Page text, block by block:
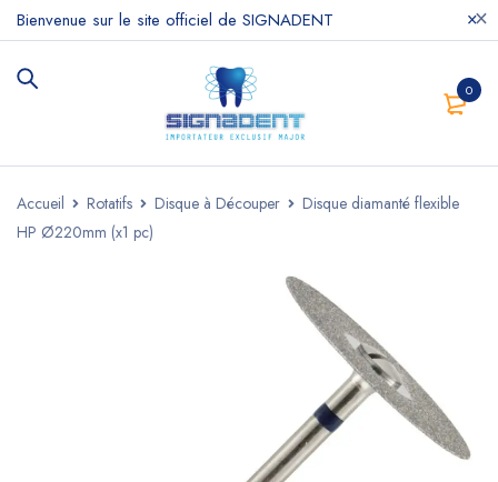
Bienvenue sur le site officiel de SIGNADENT
0
Accueil Rotatifs Disque à Découper
Disque diamanté flexible
HP Ø220mm (x1 pc)